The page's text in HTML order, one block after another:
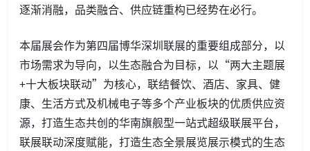
逐渐消融，品类融合、供应链重构已经势在必行。
本届展会作为第四届博华深圳联展的重要组成部分，以
市场需求为导向，以生态融合为目标，以“两大主题展
+十大板块联动”为核心，联结餐饮、酒店、家具、健
康、生活方式及机械电子等多个产业板块的优质供应资
源，打造生态共创的华南旗舰型一站式超级联展平台，
联展联动深度赋能，打造生态全景展览展示模式的生态